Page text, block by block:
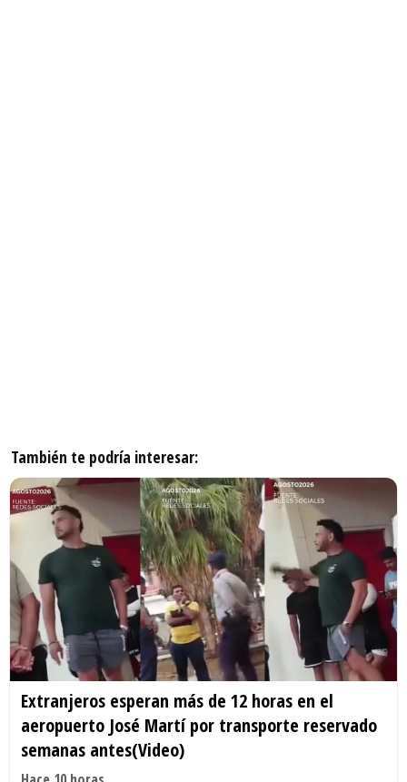
También te podría interesar:
Extranjeros esperan más de 12 horas en el
aeropuerto José Martí por transporte reservado
semanas antes(Video)